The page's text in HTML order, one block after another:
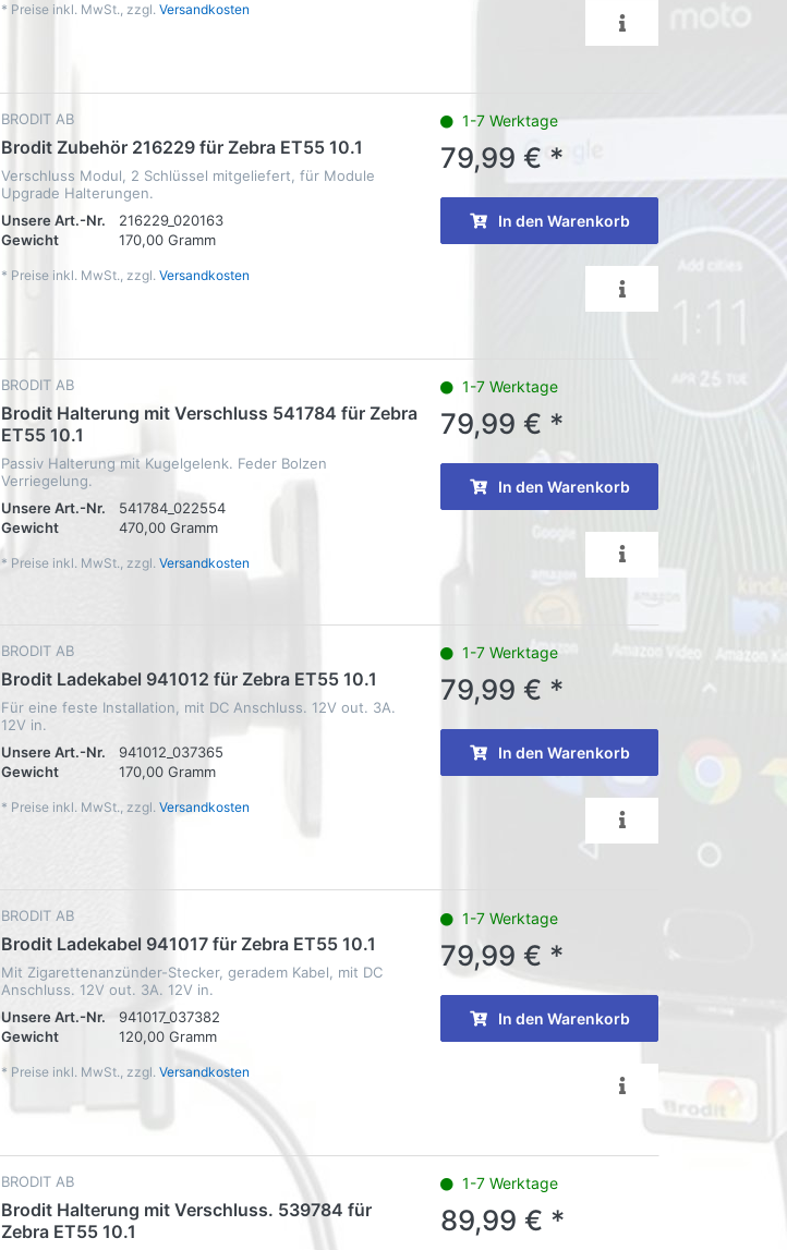
* Preise inkl. MwSt., zzgl. Versandkosten
BRODIT AB
Brodit Zubehör 216229 für Zebra ET55 10.1
Verschluss Modul, 2 Schlüssel mitgeliefert, für Module
Upgrade Halterungen.
Unsere Art.-Nr.
216229_020163
Gewicht
170,00 Gramm
* Preise inkl. MwSt., zzgl. Versandkosten
1-7 Werktage
79,99 € *
In den Warenkorb
BRODIT AB
Brodit Halterung mit Verschluss 541784 für Zebra
ET55 10.1
Passiv Halterung mit Kugelgelenk. Feder Bolzen
Verriegelung.
Unsere Art.-Nr.
541784_022554
Gewicht
470,00 Gramm
* Preise inkl. MwSt., zzgl. Versandkosten
1-7 Werktage
79,99 € *
In den Warenkorb
BRODIT AB
Brodit Ladekabel 941012 für Zebra ET55 10.1
Für eine feste Installation, mit DC Anschluss. 12V out. 3A.
12V in.
Unsere Art.-Nr.
941012_037365
Gewicht
170,00 Gramm
* Preise inkl. MwSt., zzgl. Versandkosten
1-7 Werktage
79,99 € *
In den Warenkorb
BRODIT AB
Brodit Ladekabel 941017 für Zebra ET55 10.1
Mit Zigarettenanzünder-Stecker, geradem Kabel, mit DC
Anschluss. 12V out. 3A. 12V in.
Unsere Art.-Nr.
941017_037382
Gewicht
120,00 Gramm
* Preise inkl. MwSt., zzgl. Versandkosten
1-7 Werktage
79,99 € *
In den Warenkorb
BRODIT AB
Brodit Halterung mit Verschluss. 539784 für
Zebra ET55 10.1
1-7 Werktage
89,99 € *